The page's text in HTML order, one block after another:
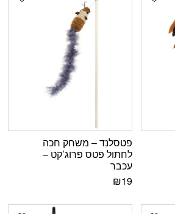
פטסלנד – משחק חכה
לחתול פטס פרוג’קט –
עכבר
₪19